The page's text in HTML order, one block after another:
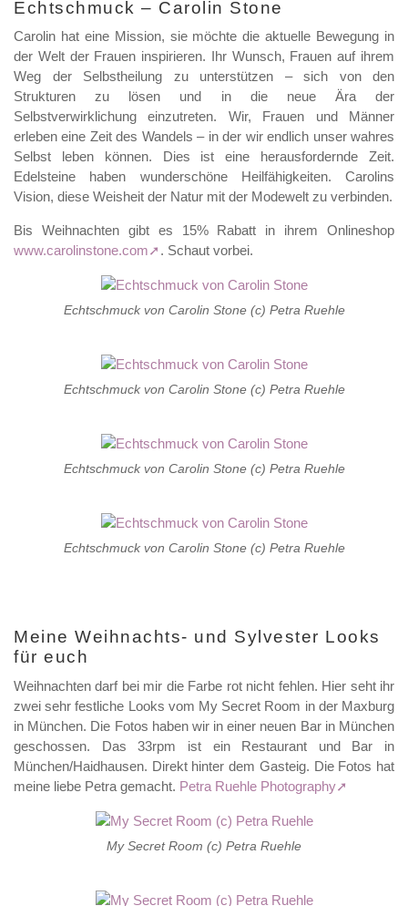
Echtschmuck – Carolin Stone
Carolin hat eine Mission, sie möchte die aktuelle Bewegung in
der Welt der Frauen inspirieren. Ihr Wunsch, Frauen auf ihrem
Weg der Selbstheilung zu unterstützen – sich von den
Strukturen zu lösen und in die neue Ära der
Selbstverwirklichung einzutreten. Wir, Frauen und Männer
erleben eine Zeit des Wandels – in der wir endlich unser wahres
Selbst leben können. Dies ist eine herausfordernde Zeit.
Edelsteine haben wunderschöne Heilfähigkeiten. Carolins
Vision, diese Weisheit der Natur mit der Modewelt zu verbinden.
Bis Weihnachten gibt es 15% Rabatt in ihrem Onlineshop
www.carolinstone.com
. Schaut vorbei.
Echtschmuck von Carolin Stone (c) Petra Ruehle
Echtschmuck von Carolin Stone (c) Petra Ruehle
Echtschmuck von Carolin Stone (c) Petra Ruehle
Echtschmuck von Carolin Stone (c) Petra Ruehle
Meine Weihnachts- und Sylvester Looks
für euch
Weihnachten darf bei mir die Farbe rot nicht fehlen. Hier seht ihr
zwei sehr festliche Looks vom My Secret Room in der Maxburg
in München. Die Fotos haben wir in einer neuen Bar in München
geschossen. Das 33rpm ist ein Restaurant und Bar in
München/Haidhausen. Direkt hinter dem Gasteig. Die Fotos hat
meine liebe Petra gemacht. Petra Ruehle Photography
My Secret Room (c) Petra Ruehle